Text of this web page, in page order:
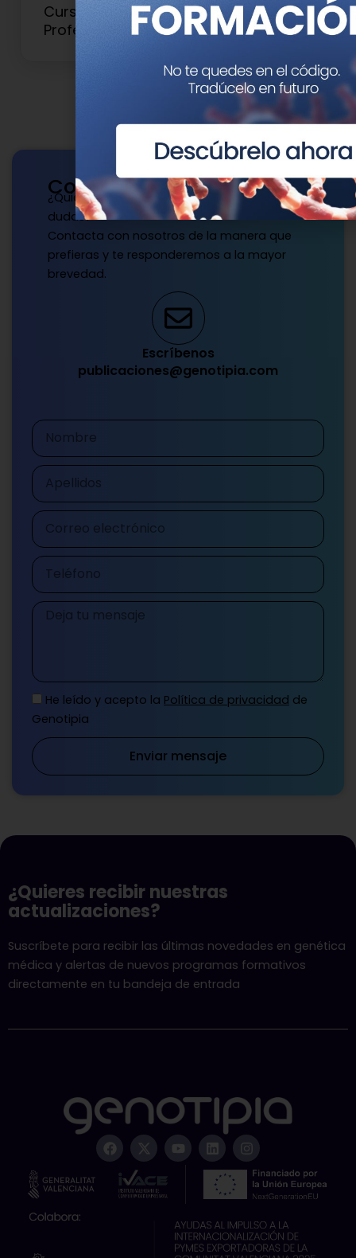
Curso de Genética para
Profesionales Clínicos y Sanitarios
Contacto
¿Quieres publicar con nosotros? ¿Tienes
dudas?
Contacta con nosotros de la manera que
prefieras y te responderemos a la mayor
brevedad.
Escríbenos
publicaciones@genotipia.com
Nombre
Apellidos
Correo
electrónico
Teléfono
Mensaje
He leído y acepto la Política de privacidad de
Genotipia
Enviar mensaje
¿Quieres recibir nuestras
actualizaciones?
Suscríbete para recibir las últimas novedades en genética
médica y alertas de nuevos programas formativos
directamente en tu bandeja de entrada
F
a
c
X
-
t
w
i
Y
o
u
e
L
i
n
k
e
i
n
I
n
s
a
r
a
m